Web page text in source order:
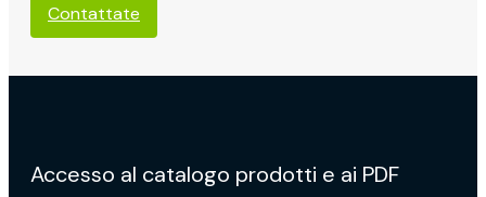
Contattate
Accesso al catalogo prodotti e ai PDF